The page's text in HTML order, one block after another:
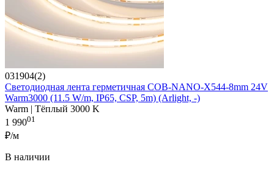
031904(2)
Светодиодная лента герметичная COB-NANO-X544-8mm 24V
Warm3000 (11.5 W/m, IP65, CSP, 5m) (Arlight, -)
Warm | Тёплый 3000 K
1 99001
₽/м
В наличии